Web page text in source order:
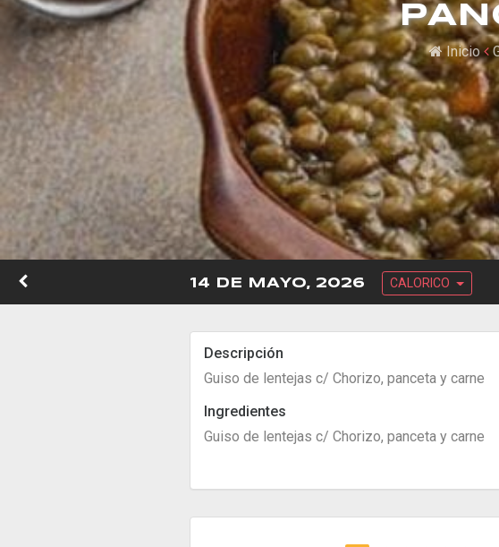
Inicio
14 DE MAYO, 2026 CALORICO
Descripción
Guiso de lentejas c/ Chorizo, panceta y carne
Ingredientes
Guiso de lentejas c/ Chorizo, panceta y carne